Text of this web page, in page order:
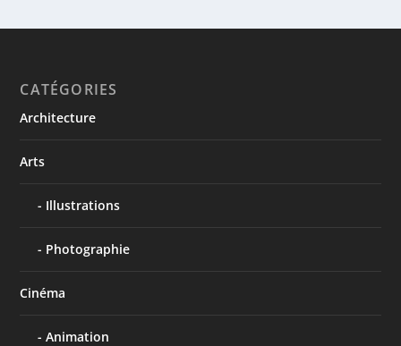
CATÉGORIES
Architecture
Arts
Illustrations
Photographie
Cinéma
Animation